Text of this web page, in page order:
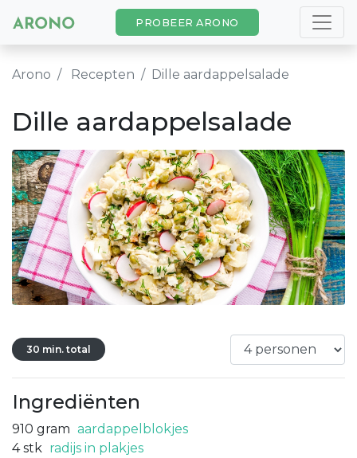
PROBEER ARONO
Arono Recepten Dille aardappelsalade
Dille aardappelsalade
30 min. total
Ingrediënten
910 gram aardappelblokjes
4 stk radijs in plakjes